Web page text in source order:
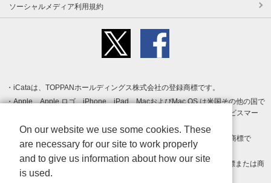
ソーシャルメディア利用規約
iCataは、TOPPANホールディングス株式会社の登録商標です。
Apple、Apple ロゴ、iPhone、iPad、MacおよびMac OS は米国その他の国で
登録された Apple Inc. の商標です。App Store は Apple Inc. のサービスマー
クです。
Android、Google Play および Google Play ロゴ は Google LLC の商標で
す。
Windows は Microsoft Inc.の米国およびその他の国における登録商標または商
標です。
On our website we use some cookies. These
are necessary for our site to work properly
and to give us information about how our site
is used.